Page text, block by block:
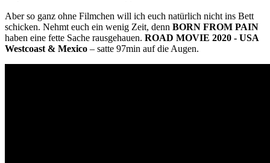
Aber so ganz ohne Filmchen will ich euch natürlich nicht ins Bett
schicken. Nehmt euch ein wenig Zeit, denn BORN FROM PAIN
haben eine fette Sache rausgehauen. ROAD MOVIE 2020 - USA
Westcoast & Mexico – satte 97min auf die Augen.